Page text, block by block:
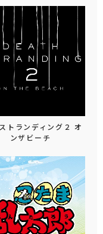
トランディング２ オ
ンザビーチ